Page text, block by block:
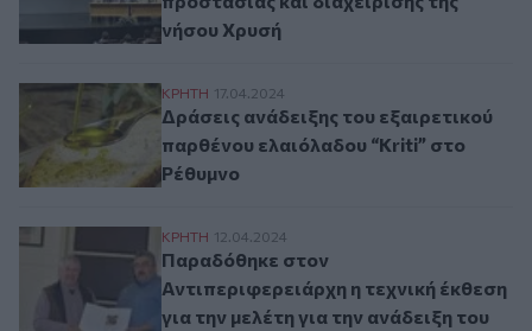
νήσου Χρυσή
Δράσεις ανάδειξης του εξαιρετικού
ΚΡΗΤΗ 17.04.2024
Δράσεις ανάδειξης του εξαιρετικού
παρθένου ελαιόλαδου “Kriti” στο
Ρέθυμνο
Παραδόθηκε στον Αντιπεριφερειάρχη η
ΚΡΗΤΗ 12.04.2024
Παραδόθηκε στον
Αντιπεριφερειάρχη η τεχνική έκθεση
για την μελέτη για την ανάδειξη του